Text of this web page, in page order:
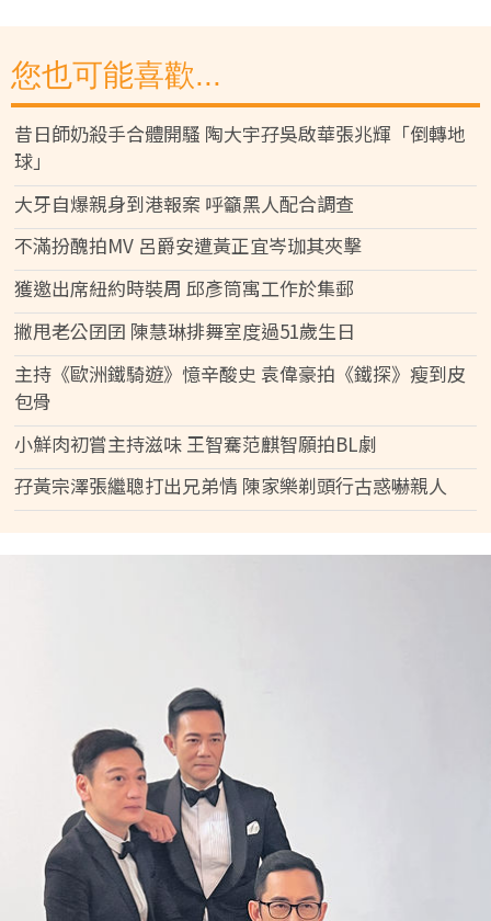
您也可能喜歡...
昔日師奶殺手合體開騷 陶大宇孖吳啟華張兆輝「倒轉地
球」
大牙自爆親身到港報案 呼籲黑人配合調查
不滿扮醜拍MV 呂爵安遭黃正宜岑珈其夾擊
獲邀出席紐約時裝周 邱彥筒寓工作於集郵
撇甩老公囝囝 陳慧琳排舞室度過51歲生日
主持《歐洲鐵騎遊》憶辛酸史 袁偉豪拍《鐵探》瘦到皮
包骨
小鮮肉初嘗主持滋味 王智騫范麒智願拍BL劇
孖黃宗澤張繼聰打出兄弟情 陳家樂剃頭行古惑嚇親人